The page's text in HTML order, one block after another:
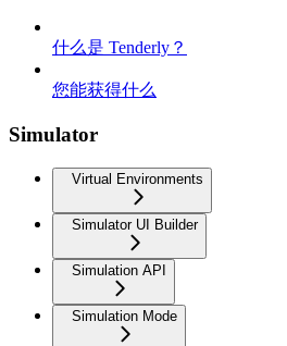
什么是 Tenderly？
您能获得什么
Simulator
Virtual Environments
Simulator UI Builder
Simulation API
Simulation Mode